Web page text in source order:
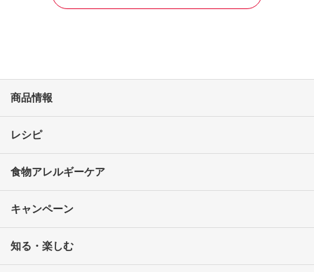
商品情報
レシピ
食物アレルギーケア
キャンペーン
知る・楽しむ